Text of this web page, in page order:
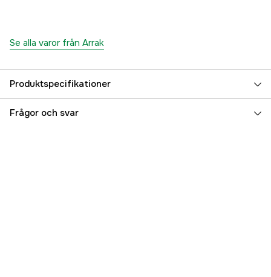
Se alla varor från Arrak
Produktspecifikationer
Stretch yes
Frågor och svar